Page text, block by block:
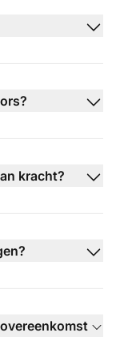
kracht?